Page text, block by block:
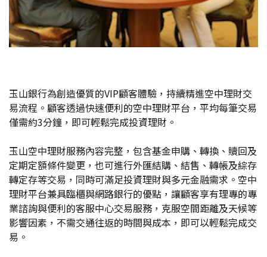
玉山銀行為創造優質的VIP顧客體驗，持續精進空中理財交
易流程。顧客透過快速便利的空中理財平台，平均每筆交易
僅需約3分鐘，即可輕鬆完成投資理財。
玉山空中理財服務內容完整，包含基金申購、轉換、贖回及
定期定額條件變更，也可進行外匯結購、結售、轉帳及綜存
轉定存等交易，同時可滿足投資理財與多元金融需求。空中
理財平台兼具臨櫃與網路銀行的優點，讓顧客享有理專的專
業諮詢與便利的客服中心交易服務，克服空間距離及天候等
影響因素，不需交通往返的時間與成本，即可以輕鬆完成交
易。